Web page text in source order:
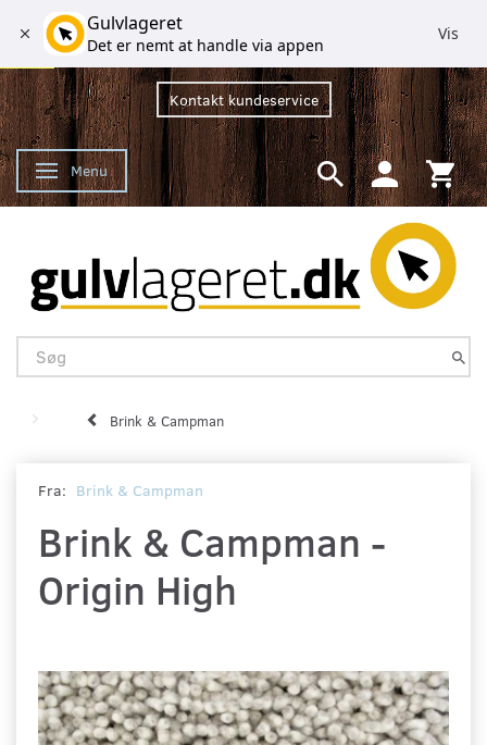
Kontakt kundeservice
Skifte navigation
Menu
Brink & Campman
Fra: Brink & Campman
Brink & Campman -
Origin High
Gulvlageret
Det er nemt at handle via appen
Vis